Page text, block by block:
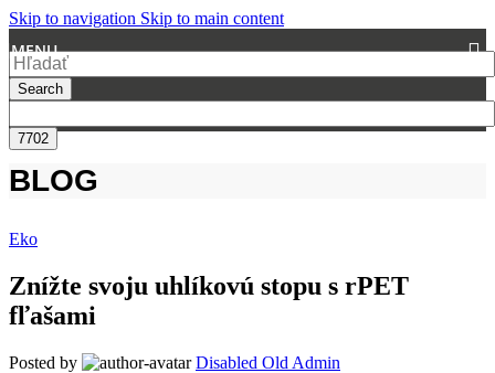
Skip to navigation Skip to main content
MENU
Search
BLOG
Eko
Znížte svoju uhlíkovú stopu s rPET
fľašami
Posted by
Disabled Old Admin